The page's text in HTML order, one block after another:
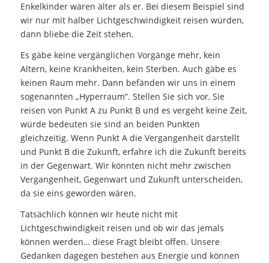
Enkelkinder wären älter als er. Bei diesem Beispiel sind
wir nur mit halber Lichtgeschwindigkeit reisen würden,
dann bliebe die Zeit stehen.
Es gäbe keine vergänglichen Vorgänge mehr, kein
Altern, keine Krankheiten, kein Sterben. Auch gäbe es
keinen Raum mehr. Dann befänden wir uns in einem
sogenannten „Hyperraum“. Stellen Sie sich vor, Sie
reisen von Punkt A zu Punkt B und es vergeht keine Zeit,
würde bedeuten sie sind an beiden Punkten
gleichzeitig. Wenn Punkt A die Vergangenheit darstellt
und Punkt B die Zukunft, erfahre ich die Zukunft bereits
in der Gegenwart. Wir könnten nicht mehr zwischen
Vergangenheit, Gegenwart und Zukunft unterscheiden,
da sie eins geworden wären.
Tatsächlich können wir heute nicht mit
Lichtgeschwindigkeit reisen und ob wir das jemals
können werden… diese Fragt bleibt offen. Unsere
Gedanken dagegen bestehen aus Energie und können